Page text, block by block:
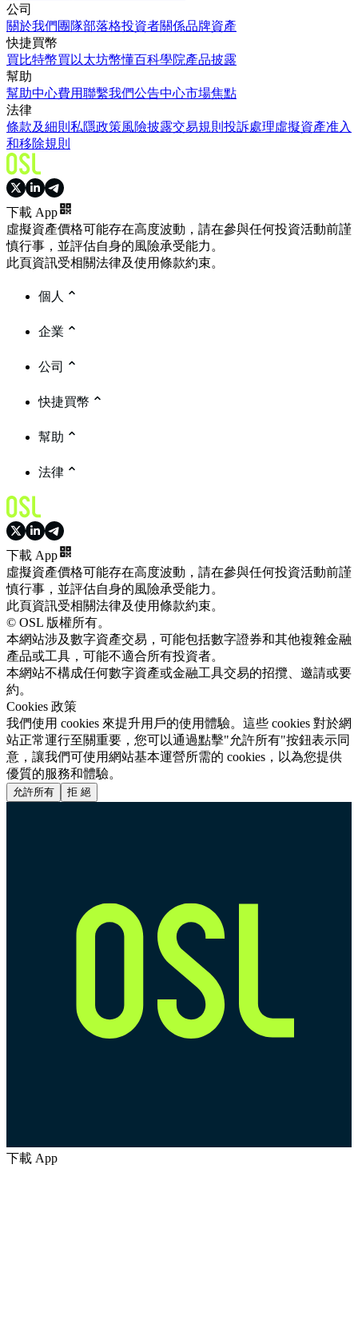
公司
關於我們 團隊部落格投資者關係品牌資產
快捷買幣
買比特幣買以太坊幣懂百科學院產品披露
幫助
幫助中心費用聯繫我們公告中心市場焦點
法律
條款及細則 私隱政策風險披露交易規則 投訴處理虛擬資產准入
和移除規則
下載 App
虛擬資產價格可能存在高度波動，請在參與任何投資活動前謹
慎行事，並評估自身的風險承受能力。
此頁資訊受相關法律及使用條款約束。
個人
企業
公司
快捷買幣
幫助
法律
下載 App
虛擬資產價格可能存在高度波動，請在參與任何投資活動前謹
慎行事，並評估自身的風險承受能力。
此頁資訊受相關法律及使用條款約束。
© OSL 版權所有。
本網站涉及數字資產交易，可能包括數字證券和其他複雜金融
產品或工具，可能不適合所有投資者。
本網站不構成任何數字資產或金融工具交易的招攬、邀請或要
約。
Cookies 政策
我們使用 cookies 來提升用戶的使用體驗。這些 cookies 對於網
站正常運行至關重要，您可以通過點擊"允許所有"按鈕表示同
意，讓我們可使用網站基本運營所需的 cookies，以為您提供
優質的服務和體驗。
允許所有 拒 絕
下載 App